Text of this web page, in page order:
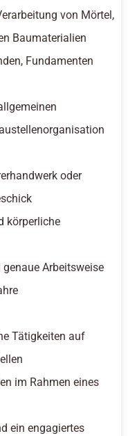
von Mörtel,
Baumaterialien
Fundamenten
oder
körperliche
Arbeitsweise
Tätigkeiten auf
im Rahmen eines
ein engagiertes